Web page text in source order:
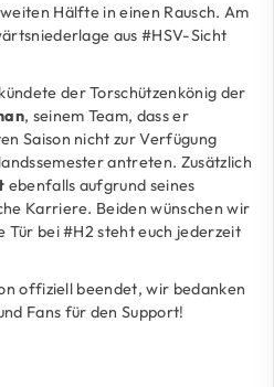
Hälfte in einen Rausch. Am
aus #HSV-Sicht
der Torschützenkönig der
, seinem Team, dass er
Saison nicht zur Verfügung
antreten. Zusätzlich
ebenfalls aufgrund seines
Karriere. Beiden wünschen wir
Tür bei #H2 steht euch jederzeit
offiziell beendet, wir bedanken
Fans für den Support!